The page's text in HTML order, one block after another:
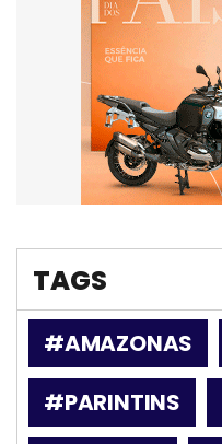
TAGS
#AMAZONAS
#PARINTINS